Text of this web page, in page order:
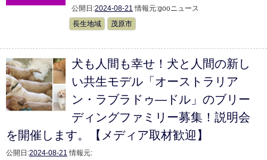
公開日:2024-08-21 情報元:gooニュース
長生地域
茂原市
犬も人間も幸せ！犬と人間の新し
い共生モデル「オーストラリア
ン・ラブラドゥ―ドル」のブリー
ディングファミリー募集！説明会
を開催します。【メディア取材歓迎】
公開日:2024-08-21 情報元: